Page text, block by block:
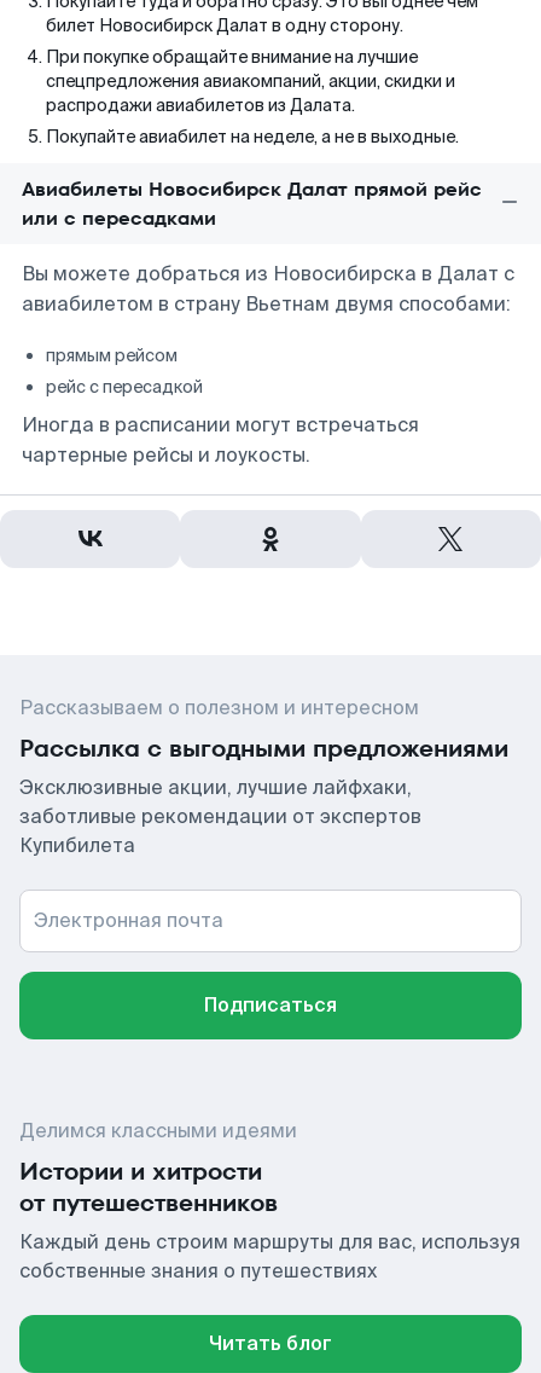
билет Новосибирск Далат в одну сторону.
При покупке обращайте внимание на лучшие
спецпредложения авиакомпаний, акции, скидки и
распродажи авиабилетов из Далата.
Покупайте авиабилет на неделе, а не в выходные.
Авиабилеты Новосибирск Далат прямой рейс
или с пересадками
Вы можете добраться из Новосибирска в Далат с
авиабилетом в страну Вьетнам двумя способами:
прямым рейсом
рейс с пересадкой
Иногда в расписании могут встречаться
чартерные рейсы и лоукосты.
Рассказываем о полезном и интересном
Рассылка с выгодными предложениями
Эксклюзивные акции, лучшие лайфхаки,
заботливые рекомендации от экспертов
Купибилета
Электронная почта
Подписаться
Делимся классными идеями
Истории и хитрости
от путешественников
Каждый день строим маршруты для вас, используя
собственные знания о путешествиях
Читать блог